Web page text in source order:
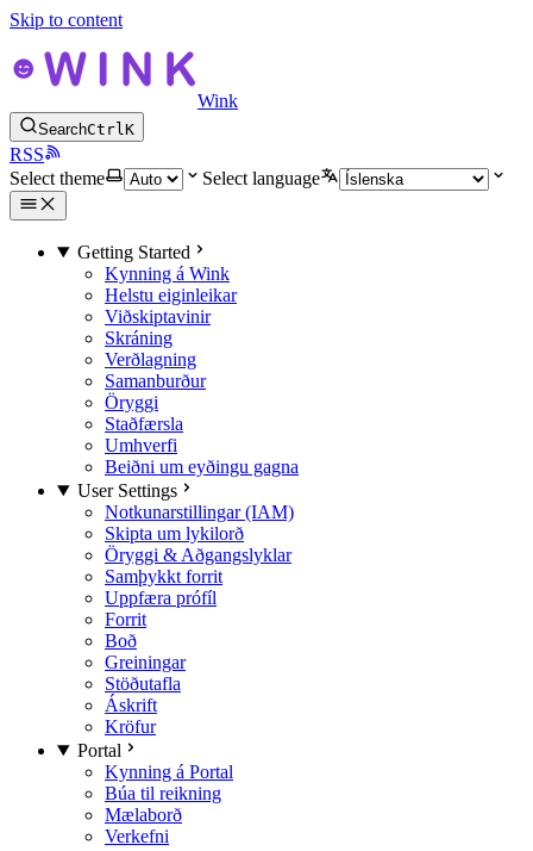
Skip to content
Wink
SearchCtrlK
RSS
Select theme
Select language
Getting Started
Kynning á Wink
Helstu eiginleikar
Viðskiptavinir
Skráning
Verðlagning
Samanburður
Öryggi
Staðfærsla
Umhverfi
Beiðni um eyðingu gagna
User Settings
Notkunarstillingar (IAM)
Skipta um lykilorð
Öryggi & Aðgangslyklar
Samþykkt forrit
Uppfæra prófíl
Forrit
Boð
Greiningar
Stöðutafla
Áskrift
Kröfur
Portal
Kynning á Portal
Búa til reikning
Mælaborð
Verkefni